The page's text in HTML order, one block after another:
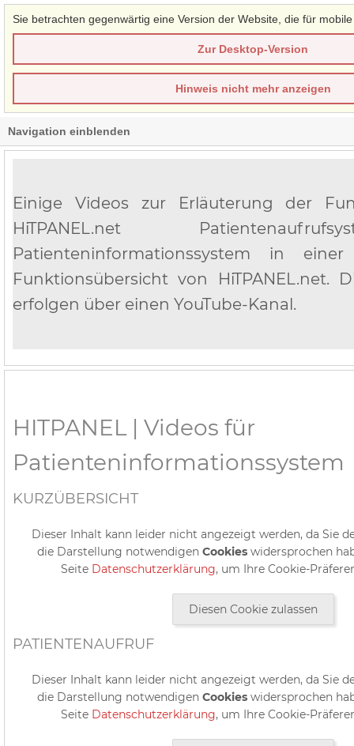
Sie betrachten gegenwärtig eine Version der Website, die für
Zur Desktop-Version
Hinweis nicht mehr anzeigen
Navigation einblenden
Einige Videos zur Erläuterung der
HiTPANEL.net
Patienteninformationssystem in
Funktionsübersicht von HiTPANEL.net.
erfolgen über einen YouTube-Kanal.
HITPANEL | Videos für
Patienteninformationssystem
KURZÜBERSICHT
Dieser Inhalt kann leider nicht angezeigt werden, da Sie
die Darstellung notwendigen Cookieswidersprochen
Seite Datenschutzerklärung, um Ihre Cookie-
Diesen Cookie zulassen
PATIENTENAUFRUF
Dieser Inhalt kann leider nicht angezeigt werden, da Sie
die Darstellung notwendigen Cookieswidersprochen
Seite Datenschutzerklärung, um Ihre Cookie-